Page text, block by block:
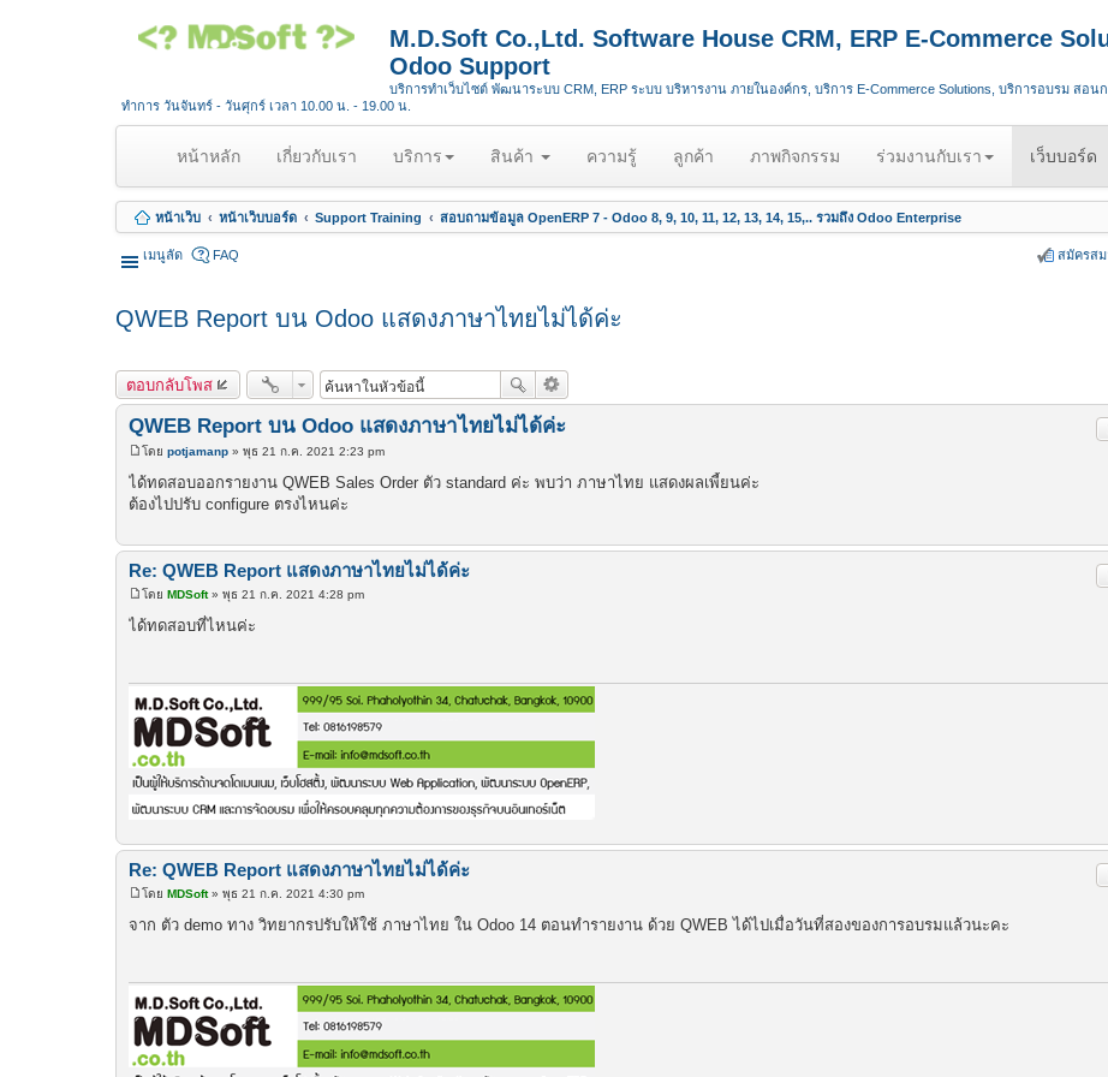
M.D.Soft Co.,Ltd. Software House CRM, ERP E-Commerce
Odoo Support
บริการทำเว็บไซต์ พัฒนาระบบ CRM, ERP ระบบ บริหารงาน ภายในองค์กร, บริการ E-Commerce Solutions, บริการอบรม สอนก
ทำการ วันจันทร์ - วันศุกร์ เวลา 10.00 น. - 19.00 น.
หน้าหลัก(
u
r
t
เกี่ยวกับเรา บริการ สินค้า ความรู้ ลูกค้า ภาพกิจกรรม ร่วมงานกับเรา เว็บบอร์ด
หน้าเว็บ หน้าเว็บบอร์ด Support Training สอบถามข้อมูล OpenERP 7 - Odoo 8, 9, 10, 11, 12, 13, 14, 15,.. รวมถึง Odoo Enterprise
เมนูลัด FAQ สมัครสม
QWEB Report บน Odoo แสดงภาษาไทยไม่ได้ค่ะ
ตอบกลับโพส
QWEB Report บน Odoo แสดงภาษาไทยไม่ได้ค่ะ
พ
ส
ต์
โดย potjamanp » พุธ 21 ก.ค. 2021 2:23 pm
ได้ทดสอบออกรายงาน QWEB Sales Order ตัว standard ค่ะ พบว่า ภาษาไทย แสดงผลเพี้ยนค่ะ
ต้องไปปรับ configure ตรงไหนค่ะ
Re: QWEB Report แสดงภาษาไทยไม่ได้ค่ะ
พ
ส
โดย MDSoft» พุธ 21 ก.ค. 2021 4:28 pm
ได้ทดสอบที่ไหนค่ะ
Re: QWEB Report แสดงภาษาไทยไม่ได้ค่ะ
พ
ส
โดย MDSoft» พุธ 21 ก.ค. 2021 4:30 pm
จาก ตัว demo ทาง วิทยากรปรับให้ใช้ ภาษาไทย ใน Odoo 14 ตอนทำรายงาน ด้วย QWEB ได้ไปเมื่อวันที่สองของการอบรมแล้วนะคะ